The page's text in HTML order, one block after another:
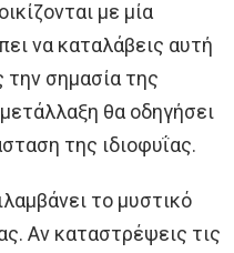
με μία
να καταλάβεις αυτή
την σημασία της
θα οδηγήσει
της ιδιοφυΐας.
το μυστικό
Αν καταστρέψεις τις